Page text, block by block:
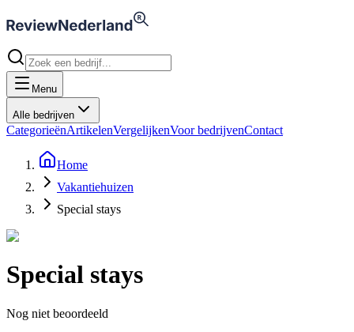
Menu
Alle bedrijven
CategorieënArtikelenVergelijkenVoor bedrijvenContact
Home
Vakantiehuizen
Special stays
Special stays
Nog niet beoordeeld